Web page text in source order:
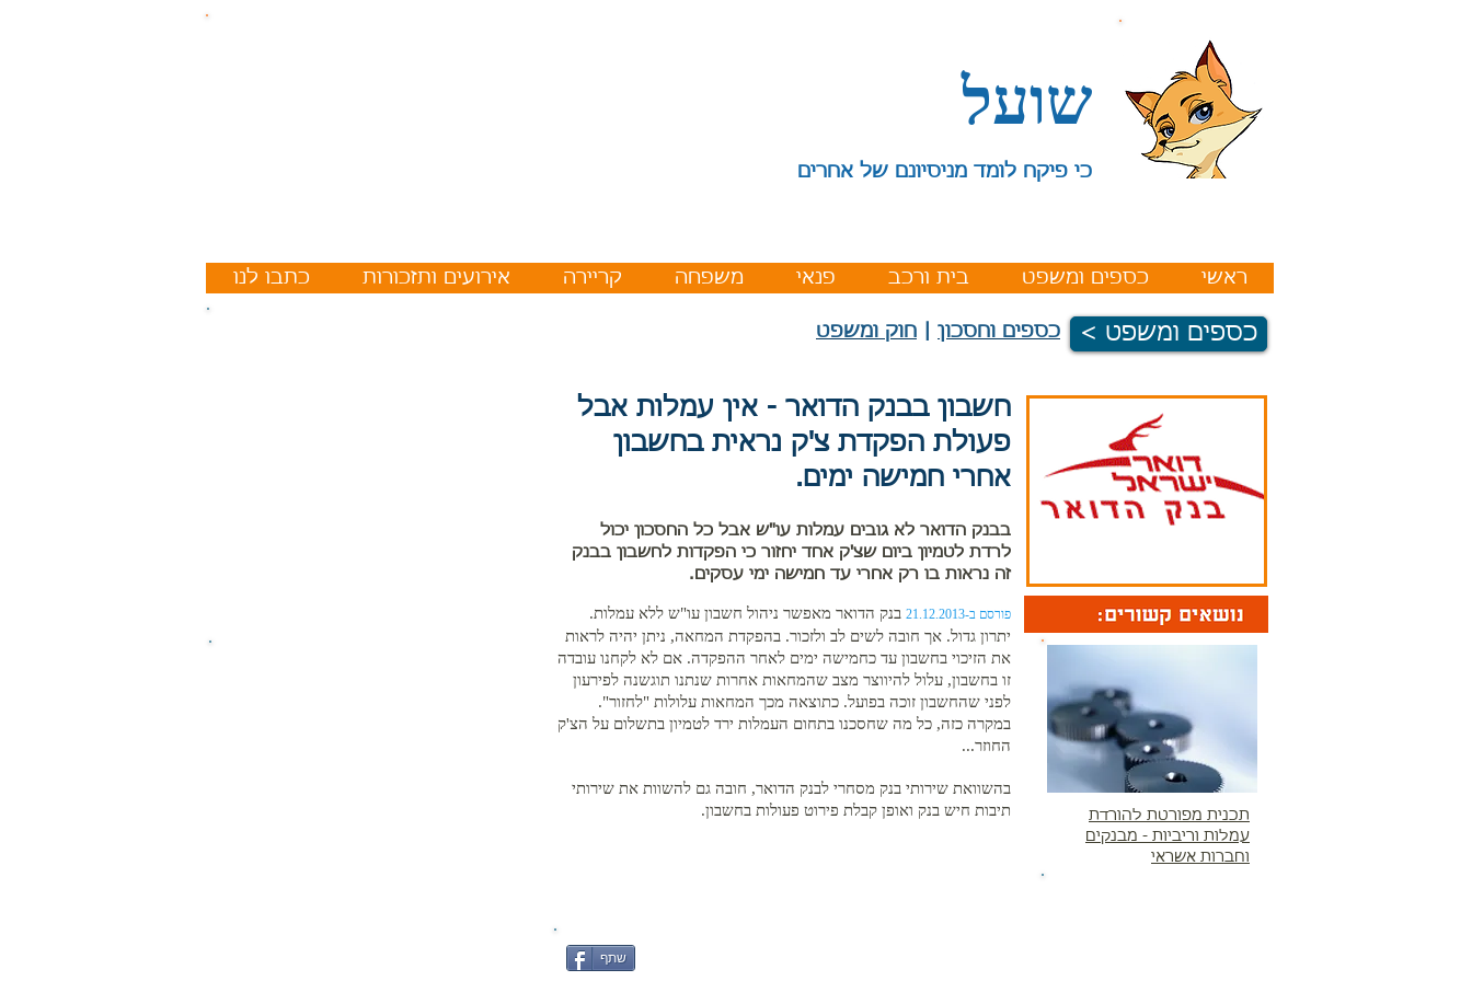
שועל
כי פיקח לומד מניסיונם של אחרים
כתבו לנו אירועים ותזכורות קריירה משפחה פנאי בית ורכב כספים ומשפט ראשי
|
חשבון בבנק הדואר - אין עמלות אבל
פעולת הפקדת צ'ק נראית בחשבון
אחרי חמישה ימים.
בבנק הדואר לא גובים עמלות עו"ש אבל כל החסכון יכול
לרדת לטמיון ביום שצ'ק אחד יחזור כי הפקדות לחשבון בבנק
זה נראות בו רק אחרי עד חמישה ימי עסקים.
פורסם ב-21.12.2013
בנק הדואר מאפשר ניהול חשבון עו"ש ללא עמלות.
יתרון גדול. אך חובה לשים לב ולזכור. בהפקדת המחאה, ניתן יהיה לראות
את הזיכוי בחשבון עד כחמישה ימים לאחר ההפקדה. אם לא לקחנו עובדה
זו בחשבון, עלול להיווצר מצב שהמחאות אחרות שנתנו תוגשנה לפירעון
לפני שהחשבון זוכה בפועל. כתוצאה מכך המחאות עלולות "לחזור".
במקרה כזה, כל מה שחסכנו בתחום העמלות ירד לטמיון בתשלום על הצ'ק
החוזר...
בהשוואת שירותי בנק מסחרי לבנק הדואר, חובה גם להשוות את שירותי
תיבות חיש בנק ואופן קבלת פירוט פעולות בחשבון.
< כספים ומשפט כספים וחסכון חוק ומשפט
שתף
תכנית מפורטת להורדת
עמלות וריביות - מבנקים
וחברות אשראי